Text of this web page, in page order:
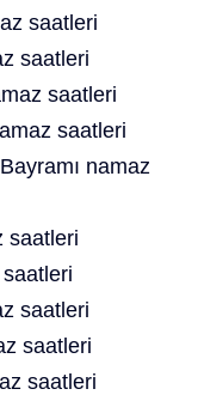
saatleri
saatleri
saatleri
saatleri
namaz
saatleri
saatleri
saatleri
saatleri